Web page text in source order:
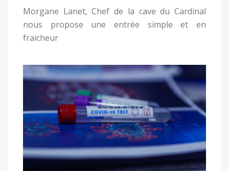
Morgane Lanet, Chef de la cave du Cardinal
nous propose une entrée simple et en
fraicheur